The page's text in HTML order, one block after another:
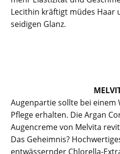
Lecithin kräftigt müdes Haar
seidigen Glanz.
Augenpartie sollte bei einem
Pflege erhalten. Die Argan
Augencreme von Melvita
Das Geheimnis?
entwässernder Chlorella-